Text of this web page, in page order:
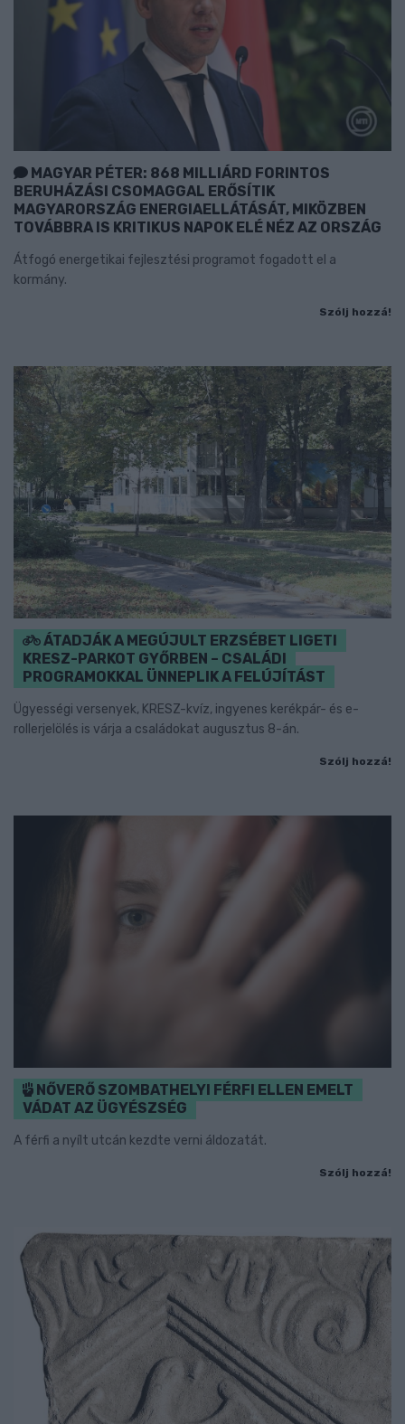
MAGYAR PÉTER: 868 MILLIÁRD FORINTOS
BERUHÁZÁSI CSOMAGGAL ERŐSÍTIK
MAGYARORSZÁG ENERGIAELLÁTÁSÁT, MIKÖZBEN
TOVÁBBRA IS KRITIKUS NAPOK ELÉ NÉZ AZ ORSZÁG
Átfogó energetikai fejlesztési programot fogadott el a
kormány.
Szólj hozzá!
ÁTADJÁK A MEGÚJULT ERZSÉBET LIGETI
KRESZ-PARKOT GYŐRBEN – CSALÁDI
PROGRAMOKKAL ÜNNEPLIK A FELÚJÍTÁST
Ügyességi versenyek, KRESZ-kvíz, ingyenes kerékpár- és e-
rollerjelölés is várja a családokat augusztus 8-án.
Szólj hozzá!
NŐVERŐ SZOMBATHELYI FÉRFI ELLEN EMELT
VÁDAT AZ ÜGYÉSZSÉG
A férfi a nyílt utcán kezdte verni áldozatát.
Szólj hozzá!